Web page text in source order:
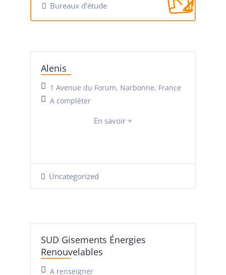
Bureaux d’étude
Alenis
1 Avenue du Forum, Narbonne, France
A compléter
En savoir +
Uncategorized
SUD Gisements Énergies
Renouvelables
A renseigner